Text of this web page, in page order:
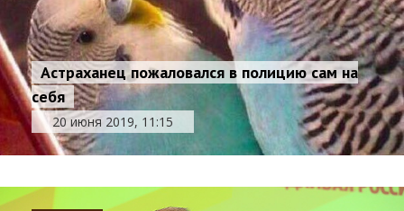
Астраханец пожаловался в полицию сам на
себя
20 июня 2019, 11:15